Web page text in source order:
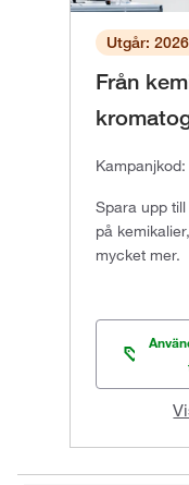
Utgår:
Från
Kampanjkod:
Spara upp
på
mycket mer.